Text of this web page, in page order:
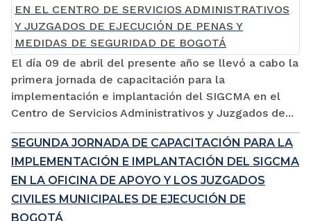
El día 09 de abril del presente año se llevó a cabo la
primera jornada de capacitación para la
implementación e implantación del SIGCMA en el
Centro de Servicios Administrativos y Juzgados de...
SEGUNDA JORNADA DE CAPACITACIÓN PARA LA
IMPLEMENTACIÓN E IMPLANTACIÓN DEL SIGCMA
EN LA OFICINA DE APOYO Y LOS JUZGADOS
CIVILES MUNICIPALES DE EJECUCIÓN DE
BOGOTÁ